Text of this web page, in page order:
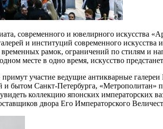
современного и ювелирного искусства
и институций современного
рамок, ограничений по стилям и
месте в одно время, искусство
участие ведущие антикварные
и бытом Санкт-Петербурга,
коллекцию японских
двора Его Императорского